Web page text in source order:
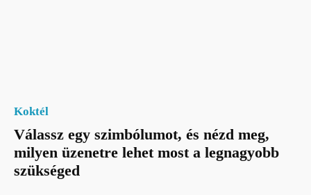
Koktél
Válassz egy szimbólumot, és nézd meg,
milyen üzenetre lehet most a legnagyobb
szükséged